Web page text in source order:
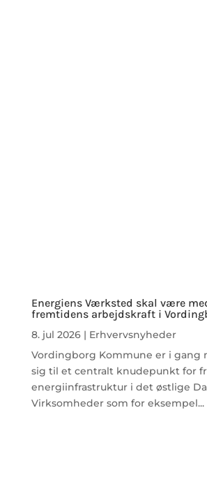
Energiens Værksted skal være
fremtidens arbejdskraft i
8. jul 2026| Erhvervsnyheder
Vordingborg Kommune er i gang
sig til et centralt knudepunkt for
energiinfrastruktur i det østlige
Virksomheder som for eksempel...